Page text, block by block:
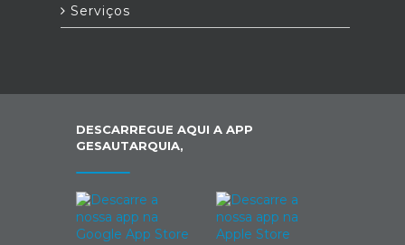
Serviços
DESCARREGUE AQUI A APP
GESAUTARQUIA,